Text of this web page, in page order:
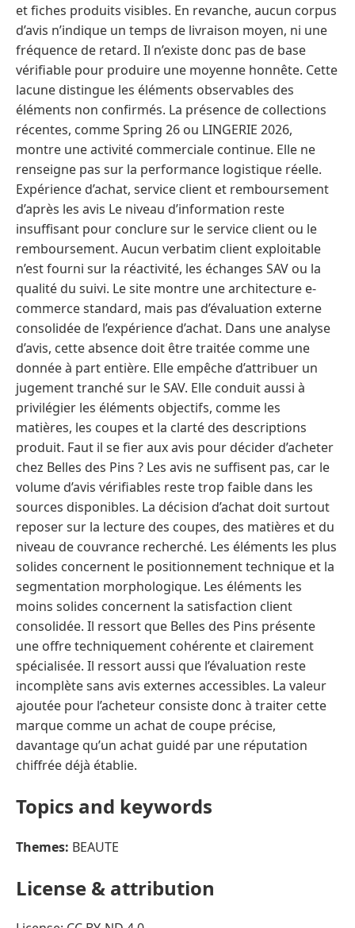
et fiches produits visibles. En revanche, aucun corpus
d’avis n’indique un temps de livraison moyen, ni une
fréquence de retard. Il n’existe donc pas de base
vérifiable pour produire une moyenne honnête. Cette
lacune distingue les éléments observables des
éléments non confirmés. La présence de collections
récentes, comme Spring 26 ou LINGERIE 2026,
montre une activité commerciale continue. Elle ne
renseigne pas sur la performance logistique réelle.
Expérience d’achat, service client et remboursement
d’après les avis Le niveau d’information reste
insuffisant pour conclure sur le service client ou le
remboursement. Aucun verbatim client exploitable
n’est fourni sur la réactivité, les échanges SAV ou la
qualité du suivi. Le site montre une architecture e-
commerce standard, mais pas d’évaluation externe
consolidée de l’expérience d’achat. Dans une analyse
d’avis, cette absence doit être traitée comme une
donnée à part entière. Elle empêche d’attribuer un
jugement tranché sur le SAV. Elle conduit aussi à
privilégier les éléments objectifs, comme les
matières, les coupes et la clarté des descriptions
produit. Faut il se fier aux avis pour décider d’acheter
chez Belles des Pins ? Les avis ne suffisent pas, car le
volume d’avis vérifiables reste trop faible dans les
sources disponibles. La décision d’achat doit surtout
reposer sur la lecture des coupes, des matières et du
niveau de couvrance recherché. Les éléments les plus
solides concernent le positionnement technique et la
segmentation morphologique. Les éléments les
moins solides concernent la satisfaction client
consolidée. Il ressort que Belles des Pins présente
une offre techniquement cohérente et clairement
spécialisée. Il ressort aussi que l’évaluation reste
incomplète sans avis externes accessibles. La valeur
ajoutée pour l’acheteur consiste donc à traiter cette
marque comme un achat de coupe précise,
davantage qu’un achat guidé par une réputation
chiffrée déjà établie.
Topics and keywords
Themes: BEAUTE
License & attribution